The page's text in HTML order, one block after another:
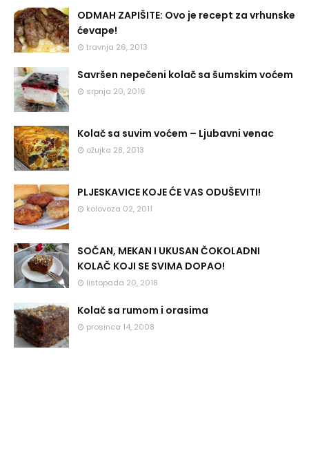
ODMAH ZAPIŠITE: Ovo je recept za vrhunske
ćevape!
travnja 26, 2013
Savršen nepečeni kolač sa šumskim voćem
srpnja 20, 2016
Kolač sa suvim voćem – Ljubavni venac
ožujka 28, 2013
PLJESKAVICE KOJE ĆE VAS ODUŠEVITI!
kolovoza 02, 2011
SOČAN, MEKAN I UKUSAN ČOKOLADNI
KOLAČ KOJI SE SVIMA DOPAO!
listopada 20, 2018
Kolač sa rumom i orasima
prosinca 14, 2008